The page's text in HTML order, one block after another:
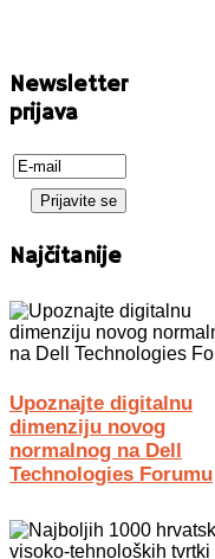
Newsletter
prijava
Najčitanije
Upoznajte digitalnu
dimenziju novog
normalnog na Dell
Technologies Forumu